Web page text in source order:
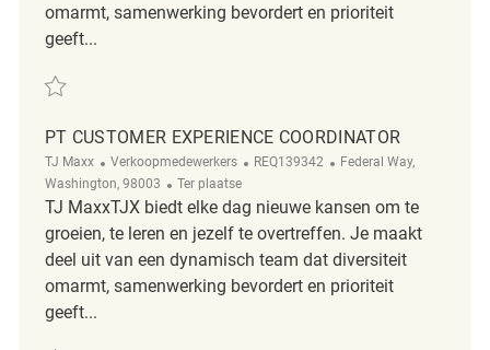
omarmt, samenwerking bevordert en prioriteit
geeft...
Redden Customer Experience Coordinator REQ142742
PT CUSTOMER EXPERIENCE COORDINATOR
TJ Maxx Categorie
Verkoopmedewerkers ReqId
REQ139342 Plaats
Federal Way,
Washington, 98003
Afgelegen
Ter plaatse
TJ MaxxTJX biedt elke dag nieuwe kansen om te
groeien, te leren en jezelf te overtreffen. Je maakt
deel uit van een dynamisch team dat diversiteit
omarmt, samenwerking bevordert en prioriteit
geeft...